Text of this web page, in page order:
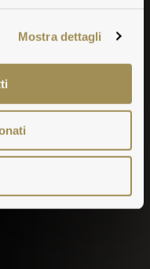
Mostra dettagli